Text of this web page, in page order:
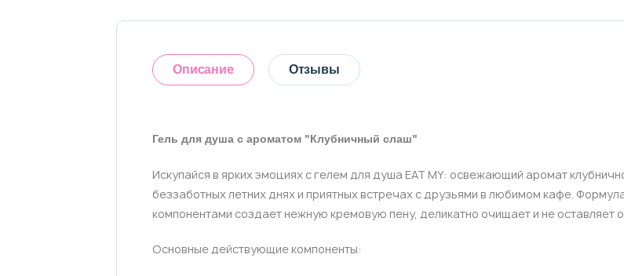
Описание Отзывы
Гель для душа с ароматом "Клубничный слаш"
Искупайся в ярких эмоциях с гелем для душа EAT MY: освежающий аромат
беззаботных летних днях и приятных встречах с друзьями в любимом кафе.
компонентами создает нежную кремовую пену, деликатно очищает и не оставляет
Основные действующие компоненты:
Оставить отзыв